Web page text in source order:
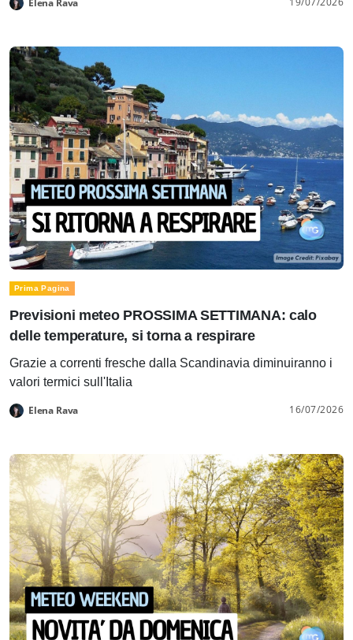
Elena Rava
Prima Pagina
Previsioni meteo PROSSIMA SETTIMANA: calo
delle temperature, si torna a respirare
Grazie a correnti fresche dalla Scandinavia diminuiranno i
valori termici sull'Italia
Elena Rava 16/07/2026